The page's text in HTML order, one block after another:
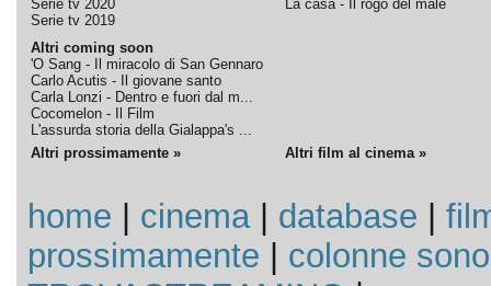
Serie tv 2020
Serie tv 2019
Altri coming soon
'O Sang - Il miracolo di San Gennaro
Carlo Acutis - Il giovane santo
Carla Lonzi - Dentro e fuori dal m...
Cocomelon - Il Film
L'assurda storia della Gialappa's ...
La casa - Il rogo del male
Altri prossimamente » Altri film al cinema »
home cinema| database
prossimamente
colonne